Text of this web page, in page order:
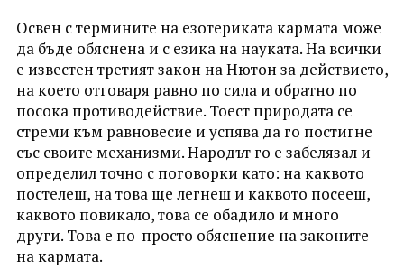
Освен с термините на езотериката кармата може
да бъде обяснена и с езика на науката. На всички
е известен третият закон на Нютон за действието,
на което отговаря равно по сила и обратно по
посока противодействие. Тоест природата се
стреми към равновесие и успява да го постигне
със своите механизми. Народът го е забелязал и
определил точно с поговорки като: на каквото
постелеш, на това ще легнеш и каквото посееш,
каквото повикало, това се обадило и много
други. Това е по-просто обяснение на законите
на кармата.